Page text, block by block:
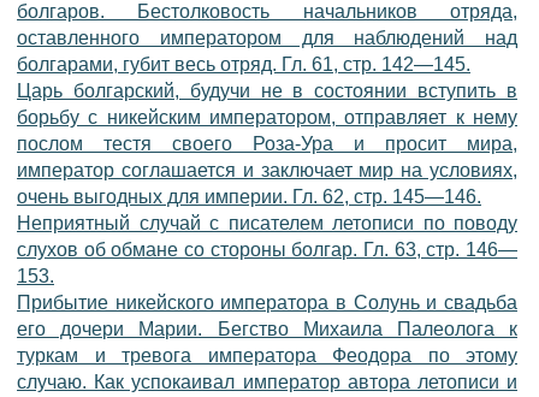
болгаров. Бестолковость начальников отряда,
оставленного императором для наблюдений над
болгарами, губит весь отряд. Гл. 61, стр. 142—145.
Царь болгарский, будучи не в состоянии вступить в
борьбу с никейским императором, отправляет к нему
послом тестя своего Роза-Ура и просит мира,
император соглашается и заключает мир на условиях,
очень выгодных для империи. Гл. 62, стр. 145—146.
Неприятный случай с писателем летописи по поводу
слухов об обмане со стороны болгар. Гл. 63, стр. 146—
153.
Прибытие никейского императора в Солунь и свадьба
его дочери Марии. Бегство Михаила Палеолога к
туркам и тревога императора Феодора по этому
случаю. Как успокаивал император автора летописи и